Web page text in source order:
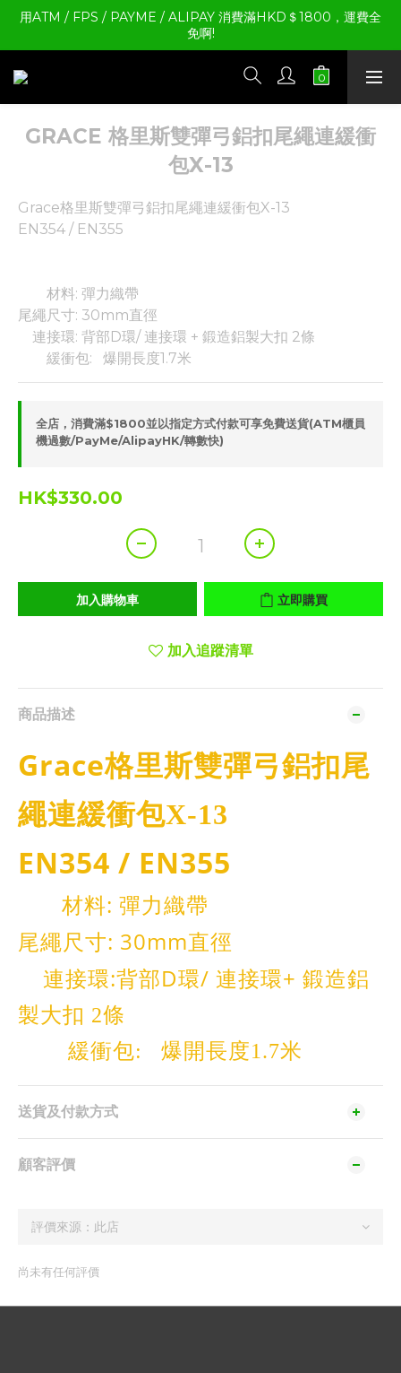
用ATM / FPS / PAYME / ALIPAY 消費滿HKD＄1800，運費全
免啊!
GRACE 格里斯雙彈弓鋁扣尾繩連緩衝
包X-13
Grace格里斯雙彈弓鋁扣尾繩連緩衝包X-13
EN354 / EN355
        材料: 彈力織帶
尾繩尺寸: 30mm直徑
    連接環: 背部D環/ 連接環 + 鍛造鋁製大扣 2條
        緩衝包:   爆開長度1.7米
全店，消費滿$1800並以指定方式付款可享免費送貨(ATM櫃員
機過數/PayMe/AlipayHK/轉數快)
HK$330.00
加入購物車 立即購買
加入追蹤清單
商品描述
Grace格里斯雙彈弓鋁扣尾
繩連緩衝包X-13
EN354 / EN355
材料: 彈力織帶
尾繩尺寸: 30mm直徑
連接環:背部D環/ 連接環+ 鍛造鋁
製大扣 2條
緩衝包: 爆開長度1.7米
送貨及付款方式
顧客評價
尚未有任何評價